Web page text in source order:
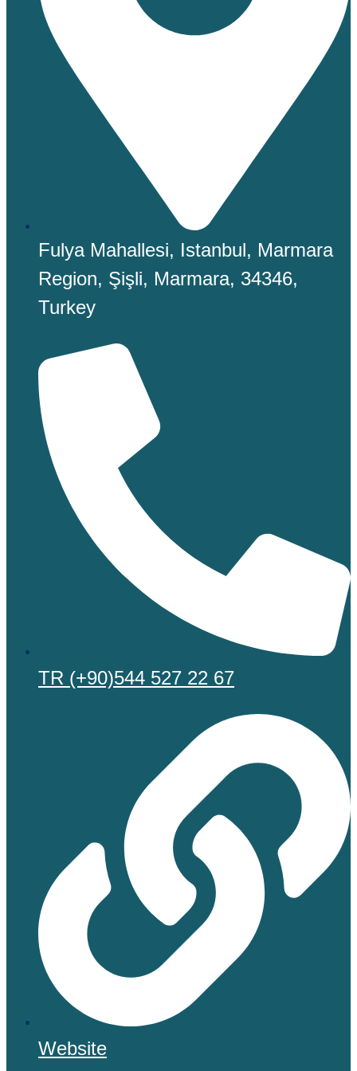
Fulya Mahallesi, Istanbul, Marmara
Region, Şişli, Marmara, 34346,
Turkey
TR (+90)544 527 22 67
Website